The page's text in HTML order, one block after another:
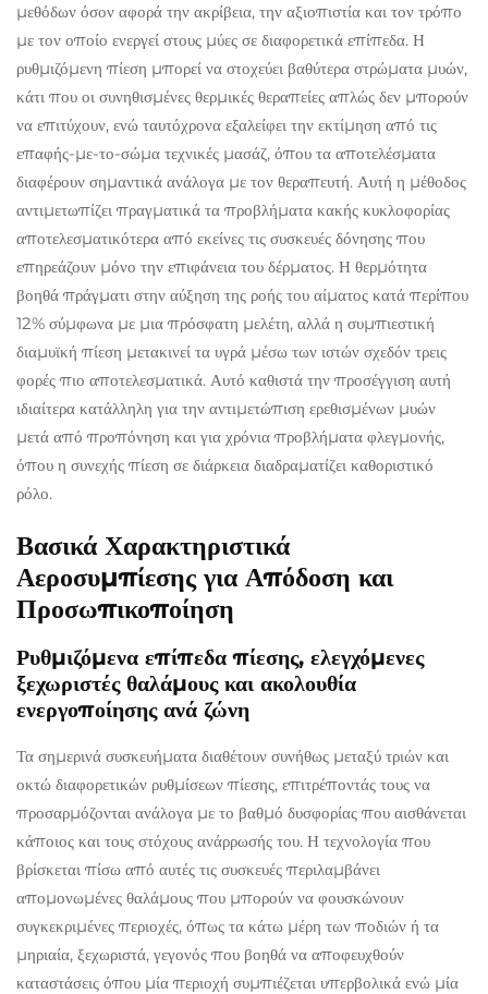
μεθόδων όσον αφορά την ακρίβεια, την αξιοπιστία και τον τρόπο
με τον οποίο ενεργεί στους μύες σε διαφορετικά επίπεδα. Η
ρυθμιζόμενη πίεση μπορεί να στοχεύει βαθύτερα στρώματα μυών,
κάτι που οι συνηθισμένες θερμικές θεραπείες απλώς δεν μπορούν
να επιτύχουν, ενώ ταυτόχρονα εξαλείφει την εκτίμηση από τις
επαφής-με-το-σώμα τεχνικές μασάζ, όπου τα αποτελέσματα
διαφέρουν σημαντικά ανάλογα με τον θεραπευτή. Αυτή η μέθοδος
αντιμετωπίζει πραγματικά τα προβλήματα κακής κυκλοφορίας
αποτελεσματικότερα από εκείνες τις συσκευές δόνησης που
επηρεάζουν μόνο την επιφάνεια του δέρματος. Η θερμότητα
βοηθά πράγματι στην αύξηση της ροής του αίματος κατά περίπου
12% σύμφωνα με μια πρόσφατη μελέτη, αλλά η συμπιεστική
διαμυϊκή πίεση μετακινεί τα υγρά μέσω των ιστών σχεδόν τρεις
φορές πιο αποτελεσματικά. Αυτό καθιστά την προσέγγιση αυτή
ιδιαίτερα κατάλληλη για την αντιμετώπιση ερεθισμένων μυών
μετά από προπόνηση και για χρόνια προβλήματα φλεγμονής,
όπου η συνεχής πίεση σε διάρκεια διαδραματίζει καθοριστικό
ρόλο.
Βασικά Χαρακτηριστικά
Αεροσυμπίεσης για Απόδοση και
Προσωπικοποίηση
Ρυθμιζόμενα επίπεδα πίεσης, ελεγχόμενες
ξεχωριστές θαλάμους και ακολουθία
ενεργοποίησης ανά ζώνη
Τα σημερινά συσκευήματα διαθέτουν συνήθως μεταξύ τριών και
οκτώ διαφορετικών ρυθμίσεων πίεσης, επιτρέποντάς τους να
προσαρμόζονται ανάλογα με το βαθμό δυσφορίας που αισθάνεται
κάποιος και τους στόχους ανάρρωσής του. Η τεχνολογία που
βρίσκεται πίσω από αυτές τις συσκευές περιλαμβάνει
απομονωμένες θαλάμους που μπορούν να φουσκώνουν
συγκεκριμένες περιοχές, όπως τα κάτω μέρη των ποδιών ή τα
μηριαία, ξεχωριστά, γεγονός που βοηθά να αποφευχθούν
καταστάσεις όπου μία περιοχή συμπιέζεται υπερβολικά ενώ μία